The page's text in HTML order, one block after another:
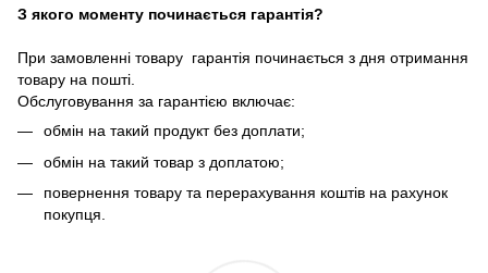
З якого моменту починається гарантія?
При замовленні товару гарантія починається з дня отримання
товару на пошті.
Обслуговування за гарантією включає:
обмін на такий продукт без доплати;
обмін на такий товар з доплатою;
повернення товару та перерахування коштів на рахунок
покупця.